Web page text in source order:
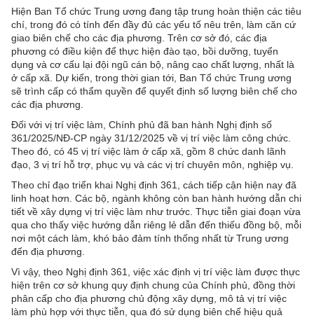
Hiện Ban Tổ chức Trung ương đang tập trung hoàn thiện các tiêu
chí, trong đó có tính đến đầy đủ các yếu tố nêu trên, làm căn cứ
giao biên chế cho các địa phương. Trên cơ sở đó, các địa
phương có điều kiện để thực hiện đào tạo, bồi dưỡng, tuyển
dụng và cơ cấu lại đội ngũ cán bộ, nâng cao chất lượng, nhất là
ở cấp xã. Dự kiến, trong thời gian tới, Ban Tổ chức Trung ương
sẽ trình cấp có thẩm quyền để quyết định số lượng biên chế cho
các địa phương.
Đối với vị trí việc làm, Chính phủ đã ban hành Nghị định số
361/2025/NĐ-CP ngày 31/12/2025 về vị trí việc làm công chức.
Theo đó, có 45 vị trí việc làm ở cấp xã, gồm 8 chức danh lãnh
đạo, 3 vị trí hỗ trợ, phục vụ và các vị trí chuyên môn, nghiệp vụ.
Theo chỉ đạo triển khai Nghị định 361, cách tiếp cận hiện nay đã
linh hoạt hơn. Các bộ, ngành không còn ban hành hướng dẫn chi
tiết về xây dựng vị trí việc làm như trước. Thực tiễn giai đoạn vừa
qua cho thấy việc hướng dẫn riêng lẻ dẫn đến thiếu đồng bộ, mỗi
nơi một cách làm, khó bảo đảm tính thống nhất từ Trung ương
đến địa phương.
Vì vậy, theo Nghị định 361, việc xác định vị trí việc làm được thực
hiện trên cơ sở khung quy định chung của Chính phủ, đồng thời
phân cấp cho địa phương chủ động xây dựng, mô tả vị trí việc
làm phù hợp với thực tiễn, qua đó sử dụng biên chế hiệu quả